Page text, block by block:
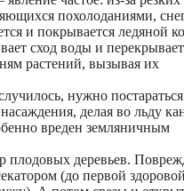
похолоданиями,
и покрывается ледяной
сход воды и
растений, вызывая их
нужно постараться
делая во льду
вреден земляничным
плодовых деревьев.
(до первой